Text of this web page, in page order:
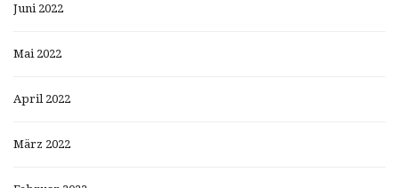
Juni 2022
Mai 2022
April 2022
März 2022